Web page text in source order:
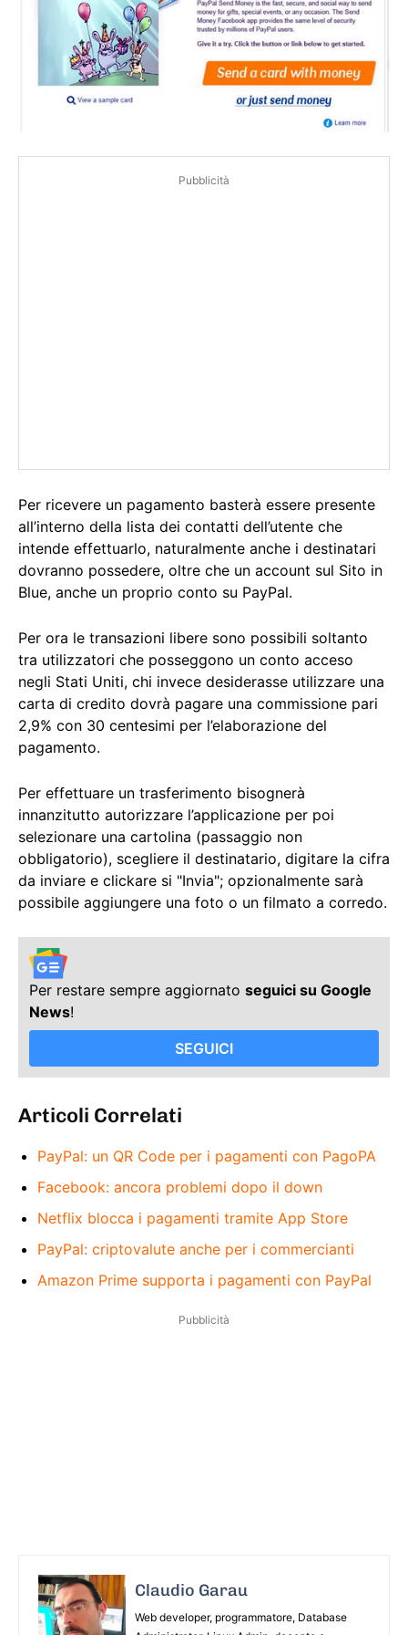
Pubblicità
Per ricevere un pagamento basterà essere presente
all’interno della lista dei contatti dell’utente che
intende effettuarlo, naturalmente anche i destinatari
dovranno possedere, oltre che un account sul Sito in
Blue, anche un proprio conto su PayPal.
Per ora le transazioni libere sono possibili soltanto
tra utilizzatori che posseggono un conto acceso
negli Stati Uniti, chi invece desiderasse utilizzare una
carta di credito dovrà pagare una commissione pari
2,9% con 30 centesimi per l’elaborazione del
pagamento.
Per effettuare un trasferimento bisognerà
innanzitutto autorizzare l’applicazione per poi
selezionare una cartolina (passaggio non
obbligatorio), scegliere il destinatario, digitare la cifra
da inviare e clickare si "Invia"; opzionalmente sarà
possibile aggiungere una foto o un filmato a corredo.
Per restare sempre aggiornato seguici su Google
News!
SEGUICI
Articoli Correlati
PayPal: un QR Code per i pagamenti con PagoPA
Facebook: ancora problemi dopo il down
Netflix blocca i pagamenti tramite App Store
PayPal: criptovalute anche per i commercianti
Amazon Prime supporta i pagamenti con PayPal
Pubblicità
Claudio Garau
Web developer, programmatore, Database